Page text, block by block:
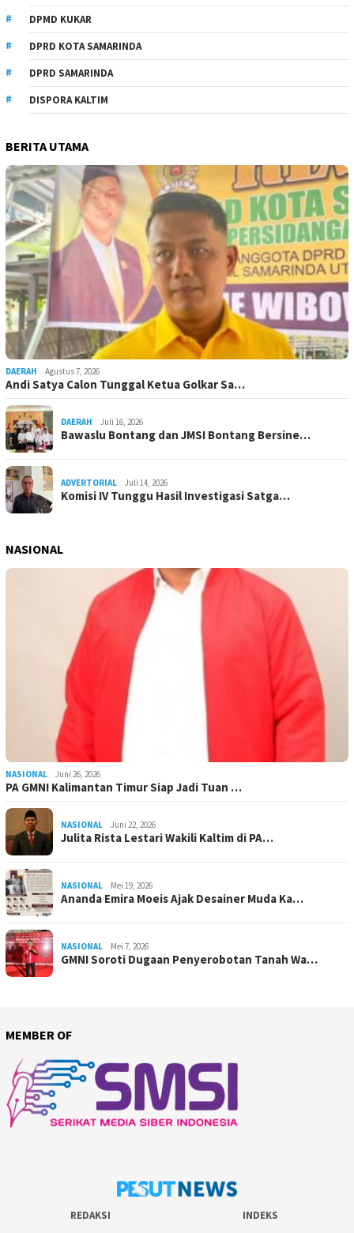
DPMD KUKAR
DPRD KOTA SAMARINDA
DPRD SAMARINDA
DISPORA KALTIM
BERITA UTAMA
DAERAH Agustus 7, 2026
Andi Satya Calon Tunggal Ketua Golkar Sa…
DAERAH Juli 16, 2026
Bawaslu Bontang dan JMSI Bontang Bersine…
ADVERTORIAL Juli 14, 2026
Komisi IV Tunggu Hasil Investigasi Satga…
NASIONAL
NASIONAL Juni 26, 2026
PA GMNI Kalimantan Timur Siap Jadi Tuan …
NASIONAL Juni 22, 2026
Julita Rista Lestari Wakili Kaltim di PA…
NASIONAL Mei 19, 2026
Ananda Emira Moeis Ajak Desainer Muda Ka…
NASIONAL Mei 7, 2026
GMNI Soroti Dugaan Penyerobotan Tanah Wa…
MEMBER OF
REDAKSI
INDEKS